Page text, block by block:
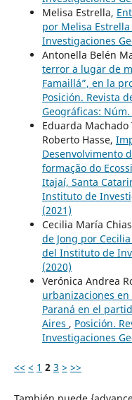
Melisa Estrella,
por Melisa Estrella
Investigaciones
Antonella Belén
terror a lugar de
Famaillá”, en la
Posición. Revista
Geográficas: Núm.
Eduarda
Roberto Hasse,
Desenvolvimento
formação do
Itajaí, Santa
Instituto de
(2021)
Cecilia María
de Jong por
del Instituto de
(2020)
Verónica Andrea
urbanizaciones
Paraná en el
Aires , Posición.
Investigaciones
<< < 1 2 3 > >>